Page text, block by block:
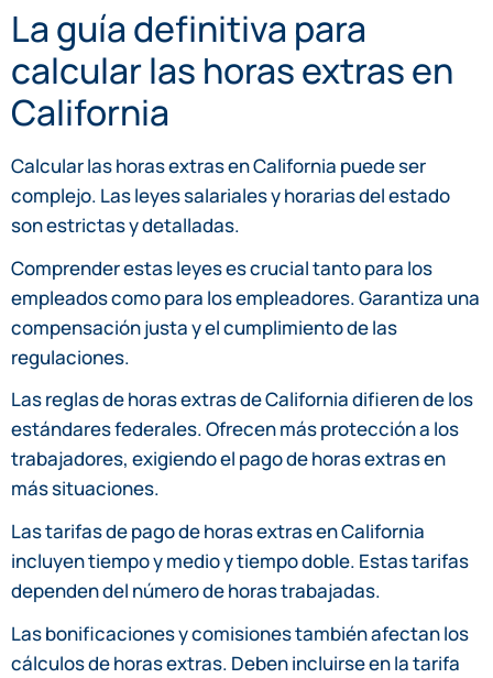
La guía definitiva para
calcular las horas extras en
California
Calcular las horas extras en California puede ser
complejo. Las leyes salariales y horarias del estado
son estrictas y detalladas.
Comprender estas leyes es crucial tanto para los
empleados como para los empleadores. Garantiza una
compensación justa y el cumplimiento de las
regulaciones.
Las reglas de horas extras de California difieren de los
estándares federales. Ofrecen más protección a los
trabajadores, exigiendo el pago de horas extras en
más situaciones.
Las tarifas de pago de horas extras en California
incluyen tiempo y medio y tiempo doble. Estas tarifas
dependen del número de horas trabajadas.
Las bonificaciones y comisiones también afectan los
cálculos de horas extras. Deben incluirse en la tarifa